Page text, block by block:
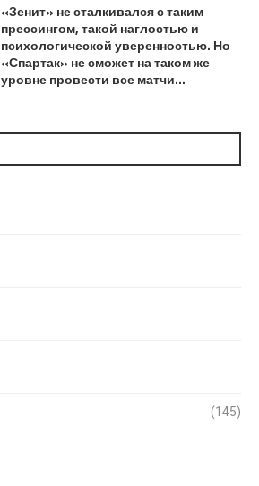
«Зенит» не сталкивался с таким
прессингом, такой наглостью и
психологической уверенностью. Но
«Спартак» не сможет на таком же
уровне провести все матчи…
(145)